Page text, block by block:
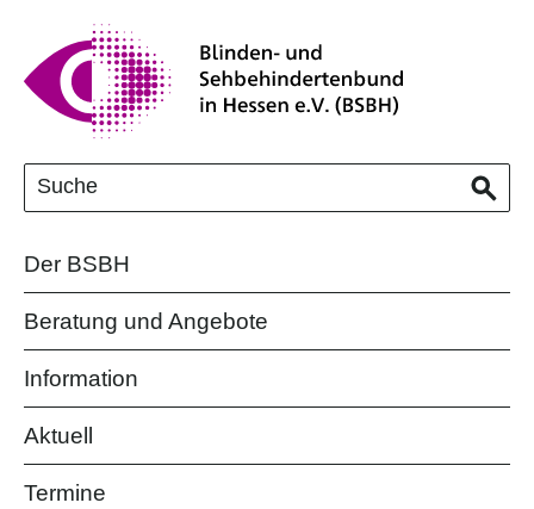
Der BSBH
Beratung und Angebote
Information
Aktuell
Termine